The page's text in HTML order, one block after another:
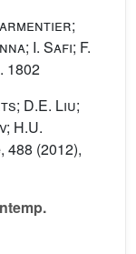
I. Safi; F.
1802
D.E. Liu;
H.U.
, 488 (2012),